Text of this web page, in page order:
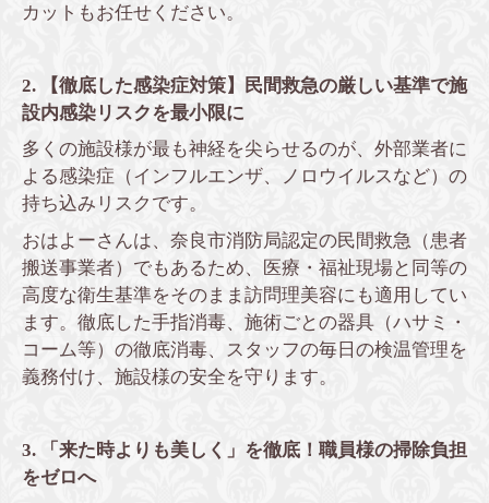
カットもお任せください。
2. 【徹底した感染症対策】民間救急の厳しい基準で施
設内感染リスクを最小限に
多くの施設様が最も神経を尖らせるのが、外部業者に
よる感染症（インフルエンザ、ノロウイルスなど）の
持ち込みリスクです。
おはよーさんは、奈良市消防局認定の民間救急（患者
搬送事業者）でもあるため、医療・福祉現場と同等の
高度な衛生基準をそのまま訪問理美容にも適用してい
ます。徹底した手指消毒、施術ごとの器具（ハサミ・
コーム等）の徹底消毒、スタッフの毎日の検温管理を
義務付け、施設様の安全を守ります。
3. 「来た時よりも美しく」を徹底！職員様の掃除負担
をゼロへ